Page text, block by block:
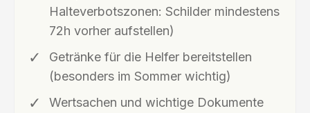
Halteverbotszonen: Schilder mindestens
72h vorher aufstellen)
Getränke für die Helfer bereitstellen
(besonders im Sommer wichtig)
Wertsachen und wichtige Dokumente